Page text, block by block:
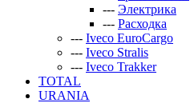
--- Электрика
--- Расходка
--- Iveco EuroCargo
--- Iveco Stralis
--- Iveco Trakker
TOTAL
URANIA